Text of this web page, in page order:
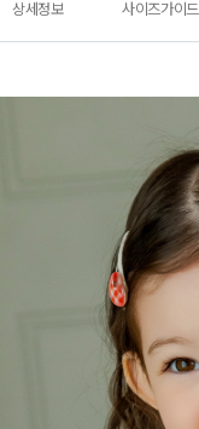
상세정보 사이즈가이드